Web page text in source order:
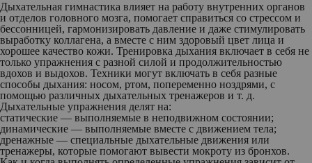
Дыхательная гимнастика влияет на работу внутренних органов
и отделов головного мозга, помогает справиться со стрессом и
бессонницей, гармонизировать давление и даже стимулировать
выработку коллагена, а вместе с ним здоровый цвет лица и
хорошее качество кожи. Тренировка дыхания включает в себя не
только упражнения с разной силой и продолжительностью
вдохов и выдохов. Техники могут включать в себя разные
способы дыхания: носом, ртом, попеременно ноздрями, с
помощью различных дыхательных тренажеров и т. д.
Дыхательные упражнения делят на:
статические — выполняемые в неподвижном состоянии;
динамические — выполняемые вместе с движением тела;
дренажные — специальные дыхательные движения или
тренажеры, которые помогают вывести мокроту из бронхов.